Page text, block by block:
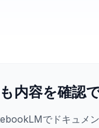
内容を確認
でドキュメ